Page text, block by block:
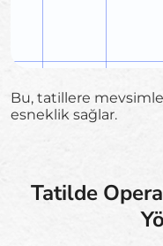
Bu, tatillere
esneklik sağlar.
Tatilde